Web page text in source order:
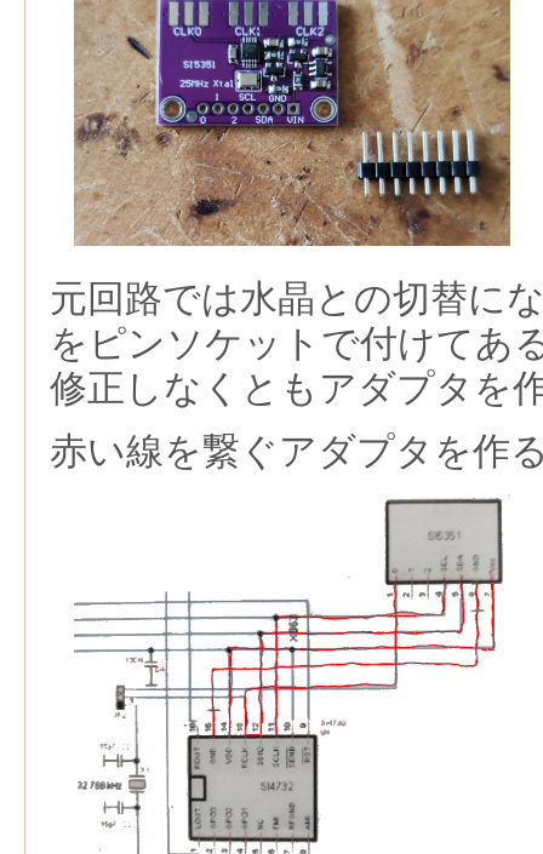
元回路では水晶との切替に
をピンソケットで付けてあ
修正しなくともアダプタを
赤い線を繋ぐアダプタを作